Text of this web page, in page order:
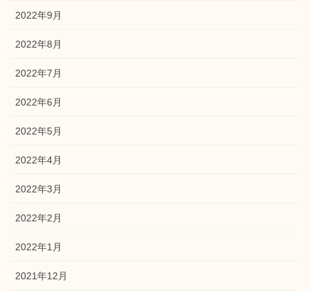
2022年9月
2022年8月
2022年7月
2022年6月
2022年5月
2022年4月
2022年3月
2022年2月
2022年1月
2021年12月